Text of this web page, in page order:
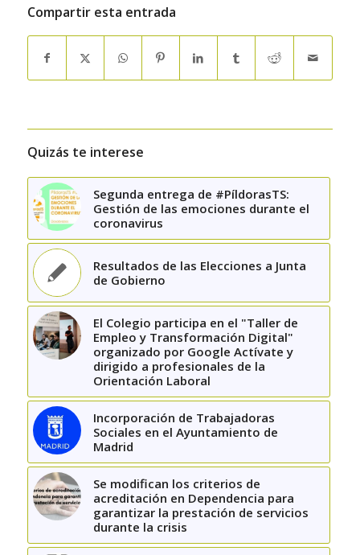
Compartir esta entrada
Quizás te interese
Segunda entrega de #PíldorasTS:
Gestión de las emociones durante el
coronavirus
Resultados de las Elecciones a Junta
de Gobierno
El Colegio participa en el "Taller de
Empleo y Transformación Digital"
organizado por Google Actívate y
dirigido a profesionales de la
Orientación Laboral
Incorporación de Trabajadoras
Sociales en el Ayuntamiento de
Madrid
Se modifican los criterios de
acreditación en Dependencia para
garantizar la prestación de servicios
durante la crisis